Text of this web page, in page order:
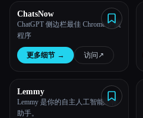
ChatsNow
ChatGPT 侧边栏最佳 Chrome 扩展
程序
更多细节 → 访问 ↗︎
Lemmy
Lemmy 是你的自主人工智能工作
助手。